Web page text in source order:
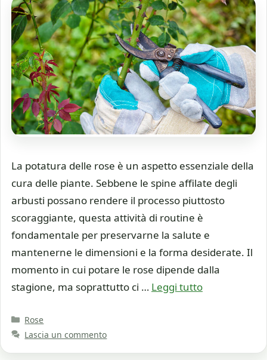
La potatura delle rose è un aspetto essenziale della
cura delle piante. Sebbene le spine affilate degli
arbusti possano rendere il processo piuttosto
scoraggiante, questa attività di routine è
fondamentale per preservarne la salute e
mantenerne le dimensioni e la forma desiderate. Il
momento in cui potare le rose dipende dalla
stagione, ma soprattutto ci … Leggi tutto
Categorie
Rose
Lascia un commento